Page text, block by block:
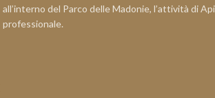
all’interno del Parco delle Madonie, l’attività di
professionale.